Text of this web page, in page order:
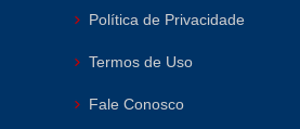
Política de Privacidade
Termos de Uso
Fale Conosco